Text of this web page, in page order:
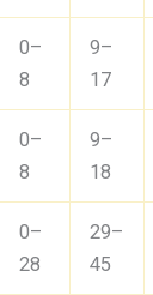
0–
8
9–
17
0–
8
9–
18
0–
28
29–
45